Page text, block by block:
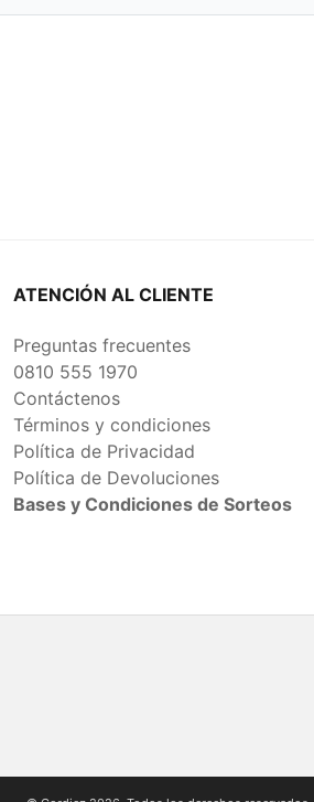
ATENCIÓN AL CLIENTE
Preguntas frecuentes
0810 555 1970
Contáctenos
Términos y condiciones
Política de Privacidad
Política de Devoluciones
Bases y Condiciones de Sorteos